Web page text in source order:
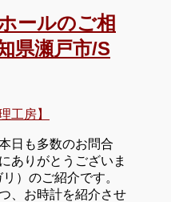
ールのご相
県瀬戸市/S
工房】
日も多数のお問合
ありがとうございま
）のご紹介です。
、お時計を紹介させ